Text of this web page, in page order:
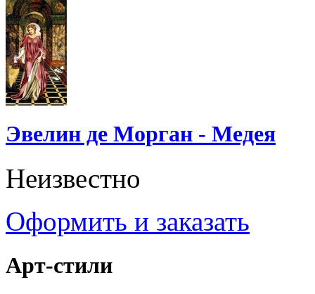
Эвелин де Морган - Медея
Неизвестно
Оформить и заказать
Арт-стили